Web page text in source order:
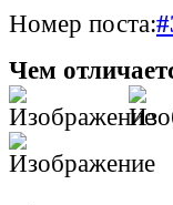
Номер поста:
Чем